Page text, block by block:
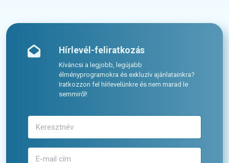
Hírlevél-feliratkozás
Kíváncsi a legjobb, legújabb
élményprogramokra és exkluzív ajánlatainkra?
Iratkozzon fel hírlevelünkre és nem marad le
semmiről!